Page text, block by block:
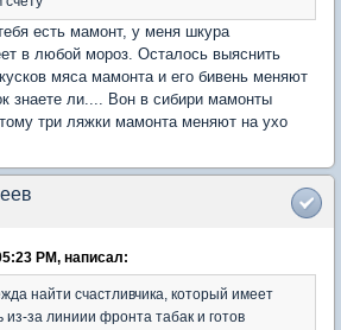
есть мамонт, у меня шкура
в любой мороз. Осталось выяснить
мяса мамонта и его бивень меняют
знаете ли.... Вон в сибири мамонты
три ляжки мамонта меняют на ухо
PM, написал:
найти счастливчика, который имеет
из-за линиии фронта табак и готов